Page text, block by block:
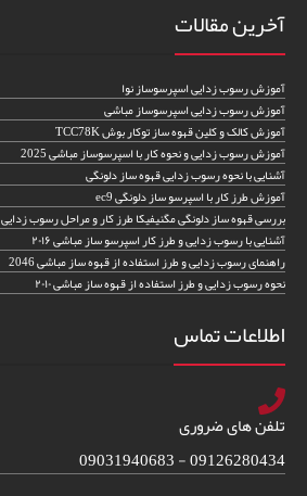
آخرین مقالات
آموزش رسوب زدایی اسپرسوساز نوا
آموزش رسوب زدایی اسپرسوساز مباشی
آموزش کالک و کلین قهوه ساز توکار بوش TCC78K
آموزش رسوب زدایی و نحوه کار با اسپرسوساز مباشی 2025
آشنایی با نحوه رسوب زدایی قهوه ساز دلونگی
آموزش طرز کار با اسپرسو ساز دلونگی ec9
بررسی قهوه ساز دلونگی مگنیفیکا طرز کار و مراحل رسوب زدایی
آشنایی با رسوب زدایی و طرز کار اسپرسو ساز مباشی ۲۰۱۶
راهنمای رسوب زدایی و طرز استفاده از قهوه ساز مباشی 2046
نحوه رسوب زدایی و طرز استفاده از قهوه ساز مباشی ۲۰۱۰
اطلاعات تماس
تلفن های ضروری
09126280434 - 09031940683